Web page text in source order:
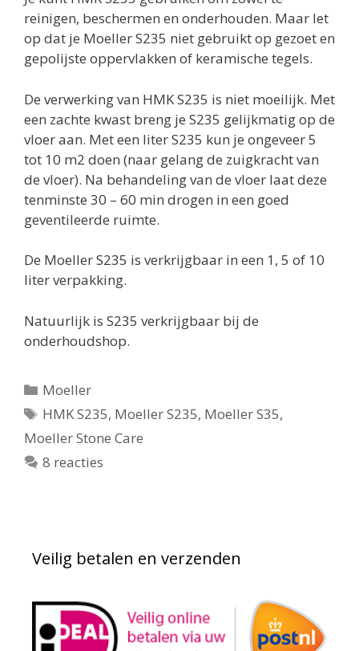
reinigen, beschermen en onderhouden. Maar let
op dat je Moeller S235 niet gebruikt op gezoet en
gepolijste oppervlakken of keramische tegels.
De verwerking van HMK S235 is niet moeilijk. Met
een zachte kwast breng je S235 gelijkmatig op de
vloer aan. Met een liter S235 kun je ongeveer 5
tot 10 m2 doen (naar gelang de zuigkracht van
de vloer). Na behandeling van de vloer laat deze
tenminste 30 – 60 min drogen in een goed
geventileerde ruimte.
De Moeller S235 is verkrijgbaar in een 1, 5 of 10
liter verpakking.
Natuurlijk is S235 verkrijgbaar bij de
onderhoudshop.
Categorieën
Moeller
Tags
HMK S235, Moeller S235, Moeller S35,
Moeller Stone Care
8 reacties
Veilig betalen en verzenden